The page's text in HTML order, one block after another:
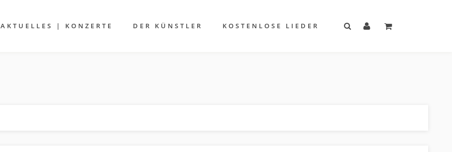
AKTUELLES | KONZERTE DER KÜNSTLER KOSTENLOSE LIEDER